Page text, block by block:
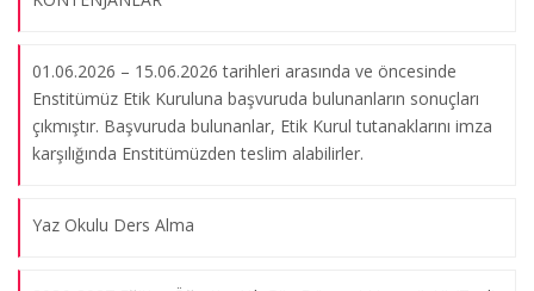
01.06.2026 – 15.06.2026 tarihleri arasında ve öncesinde
Enstitümüz Etik Kuruluna başvuruda bulunanların sonuçları
çıkmıştır. Başvuruda bulunanlar, Etik Kurul tutanaklarını imza
karşılığında Enstitümüzden teslim alabilirler.
Yaz Okulu Ders Alma
Alman Dili Eğitimi Bilim Dalı Seminer/Konferans Tablosu
2012-2013 Akademik Yılı Fransız Dili Eğitimi Bilim Dalı
Seminer/Konferans Tablosu
2013-2014 Akademik Yılı Güzel Sanatlar Eğitimi Anabilim Dalı